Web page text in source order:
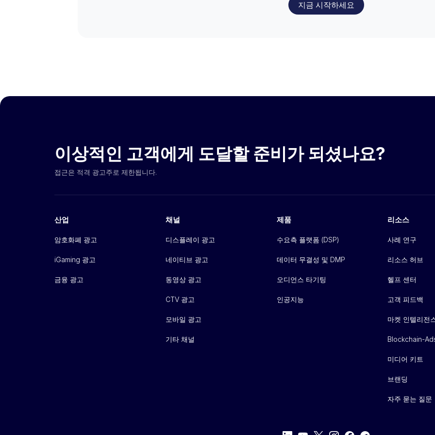
지금 시작하세요
이상적인 고객에게 도달할 준비가 되셨나요?
접근은 적격 광고주로 제한됩니다.
산업
암호화폐 광고
iGaming 광고
금융 광고
채널
디스플레이 광고
네이티브 광고
동영상 광고
CTV 광고
모바일 광고
기타 채널
제품
수요측 플랫폼 (DSP)
데이터 무결성 및 DMP
오디언스 타기팅
인공지능
리소스
사례 연구
리소스 허브
헬프 센터
고객 피드백
마켓 인텔리전
Blockchain-
미디어 키트
브랜딩
자주 묻는 질문